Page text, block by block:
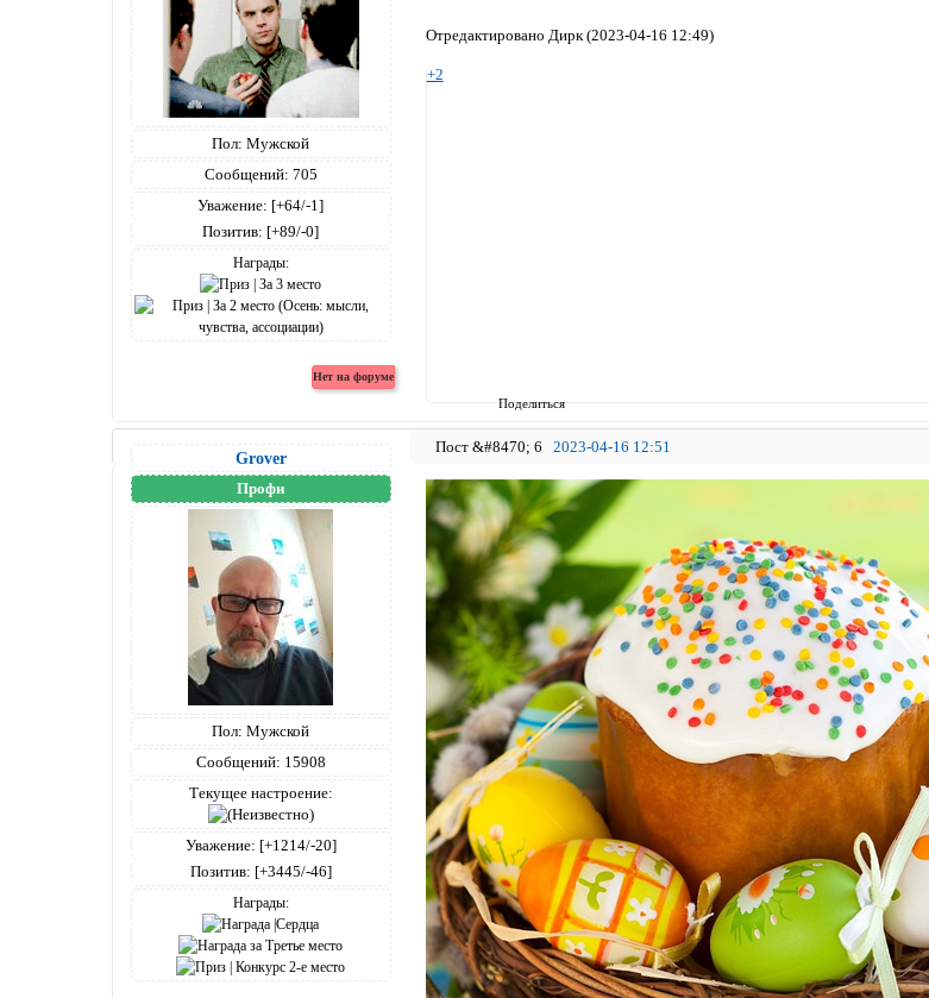
Поделиться
Пол: Мужской
Сообщений: 705
Уважение: [+64/-1]
Позитив: [+89/-0]
Награды:
Отредактировано Дирк (2023-04-16 12:49)
+2
6 2023-04-16 12:51
Grover
Профи
Пол: Мужской
Сообщений: 15908
Текущее настроение:
Уважение: [+1214/-20]
Позитив: [+3445/-46]
Награды: